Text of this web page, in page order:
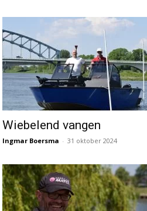
Wiebelend vangen
Ingmar Boersma - 31 oktober 2024